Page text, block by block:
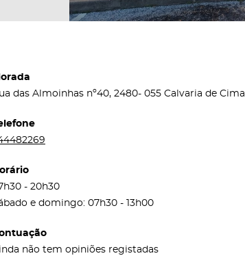
das Almoinhas nº40, 2480- 055 Calvaria de Cima
- 20h30
e domingo: 07h30 - 13h00
não tem opiniões registadas